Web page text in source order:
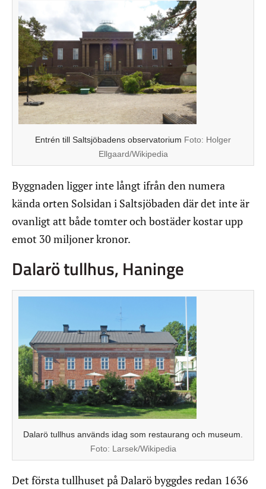
Entrén till Saltsjöbadens observatorium Foto: Holger
Ellgaard/Wikipedia
Byggnaden ligger inte långt ifrån den numera
kända orten Solsidan i Saltsjöbaden där det inte är
ovanligt att både tomter och bostäder kostar upp
emot 30 miljoner kronor.
Dalarö tullhus, Haninge
Dalarö tullhus används idag som restaurang och museum.
Foto: Larsek/Wikipedia
Det första tullhuset på Dalarö byggdes redan 1636